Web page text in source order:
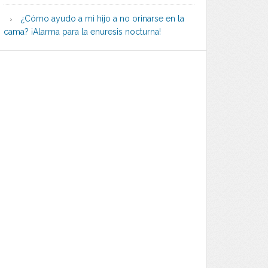
¿Cómo ayudo a mi hijo a no orinarse en la
cama? ¡Alarma para la enuresis nocturna!